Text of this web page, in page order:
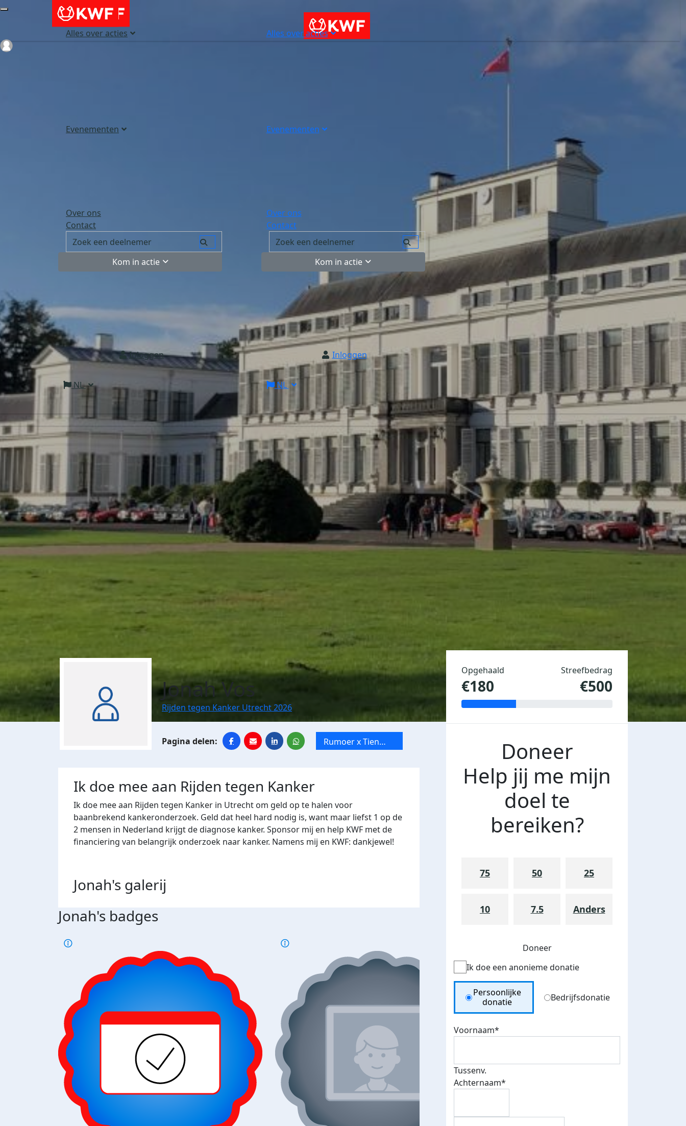
Alles over acties
Evenementen
Over ons
Contact
Kom in actie
Inloggen
NL
Alles over acties
Evenementen
Over ons
Contact
Kom in actie
Inloggen
NL
Jonah Vos
Rijden tegen Kanker Utrecht 2026
Rumoer x Tien
Mile van Utrecht
Ik doe mee aan Rijden tegen Kanker
Ik doe mee aan Rijden tegen Kanker in Utrecht om geld op te halen voor
baanbrekend kankeronderzoek. Geld dat heel hard nodig is, want maar liefst 1 op de
2 mensen in Nederland krijgt de diagnose kanker. Sponsor mij en help KWF met de
financiering van belangrijk onderzoek naar kanker. Namens mij en KWF: dankjewel!
Jonah's galerij
Jonah's badges
Opgehaald
€180
Streefbedrag
€500
Doneer
Help jij me mijn
doel te
bereiken?
75 50 25
10 7.5 Anders
Doneer
Ik doe een anonieme donatie
Donation Type
Persoonlijke
donatie
Bedrijfsdonatie
Voornaam*
Tussenv.
Achternaam*